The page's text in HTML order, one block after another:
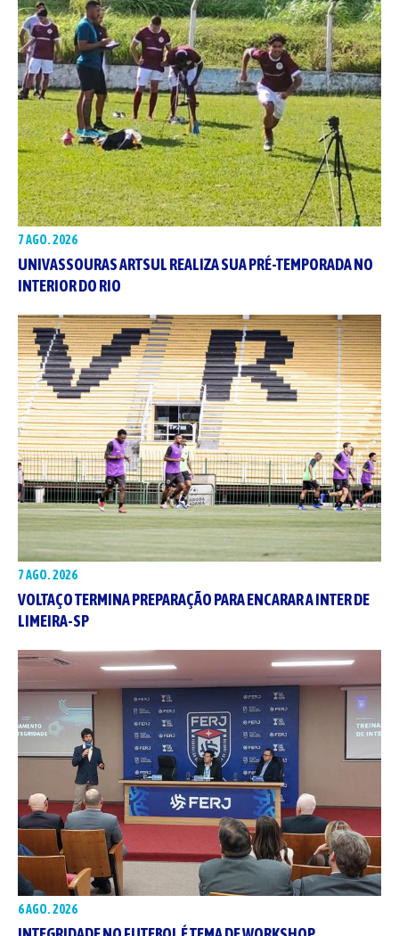
7 AGO. 2026
UNIVASSOURAS ARTSUL REALIZA SUA PRÉ-TEMPORADA NO
INTERIOR DO RIO
7 AGO. 2026
VOLTAÇO TERMINA PREPARAÇÃO PARA ENCARAR A INTER DE
LIMEIRA-SP
6 AGO. 2026